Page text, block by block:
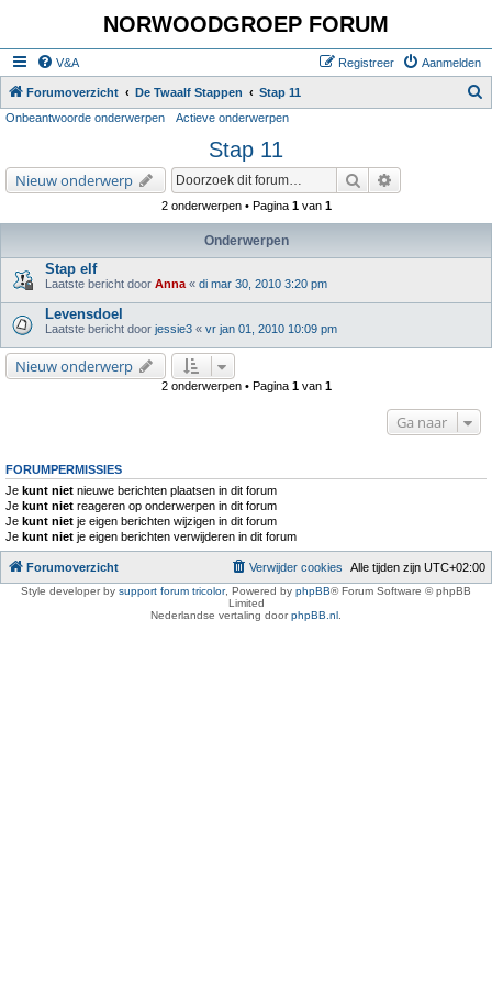
NORWOODGROEP FORUM
V&A Aanmelden
Registreer
Forumoverzicht De Twaalf Stappen Stap 11
Onbeantwoorde onderwerpen Actieve onderwerpen
Stap 11
Nieuw onderwerp Zoek
2 onderwerpen • Pagina 1van 1
Onderwerpen
Stap elf
Laatste bericht door Anna « di mar 30, 2010 3:20 pm
Levensdoel
Laatste bericht door jessie3 « vr jan 01, 2010 10:09 pm
Nieuw onderwerp
2 onderwerpen • Pagina 1van 1
Ga naar
FORUMPERMISSIES
Je kunt niet nieuwe berichten plaatsen in dit forum
Je kunt niet reageren op onderwerpen in dit forum
Je kunt niet je eigen berichten wijzigen in dit forum
Je kunt niet je eigen berichten verwijderen in dit forum
Forumoverzicht Alle tijden zijn UTC+02:00
Verwijder cookies
Style developer by support forum tricolor, Powered by phpBB® Forum Software © phpBB
Limited
Nederlandse vertaling doorphpBB.nl